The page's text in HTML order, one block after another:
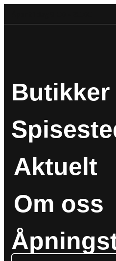
Butikker
Aktuelt
Om oss